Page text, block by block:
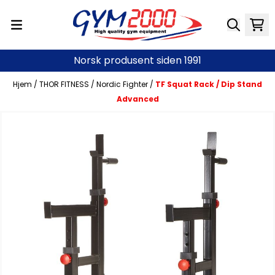
Norsk produsent siden 1991
Hjem / THOR FITNESS / Nordic Fighter / TF Squat Rack / Dip Stand
Advanced